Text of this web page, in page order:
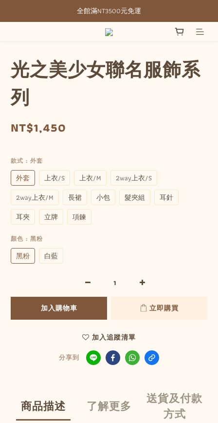
全館滿NT3500元免運
全館滿NT3500元免運
部分現貨＋預購20-30天不含假日
光之美少女聯名服飾系
列
NT$1,450
款式 : 外套
外套 上衣/S 上衣/M
2way上衣/S
2way上衣/M
長裙 小包 髮夾組
耳針
耳夾
立牌 項鍊
顏色 : 黑粉
黑粉 白藍
加入購物車 立即購買
加入追蹤清單
分享到
商品描述 了解更多
送貨及付款
方式